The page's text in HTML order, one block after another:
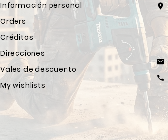
Información personal
Orders
Créditos
Direcciones
Vales de descuento
My wishlists
location_on
email
call